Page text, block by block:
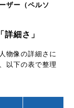
ザー（ペルソ
細さ」
物像の詳細さに
以下の表で整理